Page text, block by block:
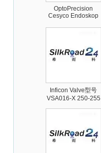
HTO 38 内窥镜
VSA016-X 250-255